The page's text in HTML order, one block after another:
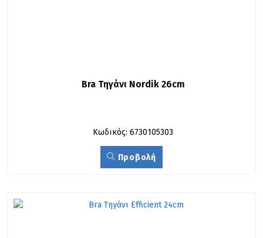
Bra Τηγάνι Nordik 26cm
Κωδικός: 6730105303
Προβολή